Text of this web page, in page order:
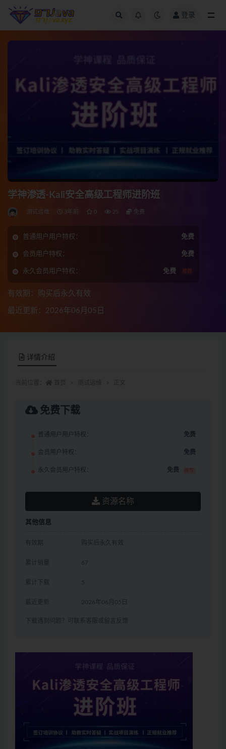
登录
学神渗透-Kali安全高级工程师进阶班
测试运维 3年前 0 25 免费
普通用户用户特权： 免费
会员用户特权： 免费
永久会员用户特权： 免费 推荐
有效期：购买后永久有效
最近更新：2026年06月05日
详情介绍
免费下载
普通用户用户特权： 免费
会员用户特权： 免费
永久会员用户特权： 免费 推荐
资源名称
其他信息
有效期 购买后永久有效
累计销量 67
累计下载 5
最近更新 2026年06月05日
下载遇到问题？可联系客服或留言反馈